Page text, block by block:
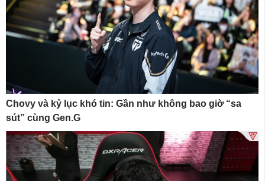
Chovy và kỷ lục khó tin: Gần như không bao giờ “sa
sút” cùng Gen.G